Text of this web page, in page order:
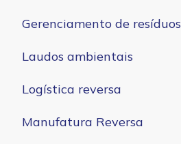
Gerenciamento de resíduos
Laudos ambientais
Logística reversa
Manufatura Reversa